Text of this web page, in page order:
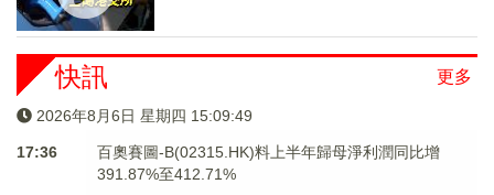
更多
快訊
2026年8月6日 星期四 15:09:49
17:36
百奧賽圖-B(02315.HK)料上半年歸母淨利潤同比增
391.87%至412.71%